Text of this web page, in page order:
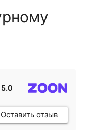
5.0
Оставить отзыв